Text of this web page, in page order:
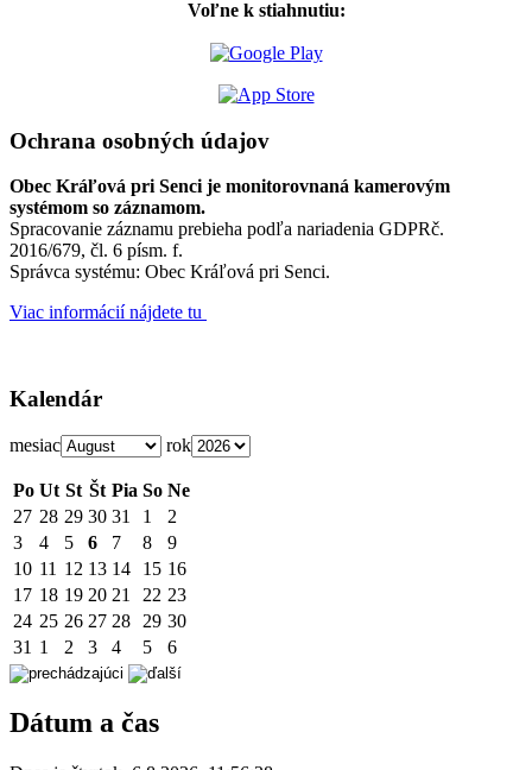
Voľne k stiahnutiu:
Ochrana osobných údajov
Obec Kráľová pri Senci je monitorovnaná kamerovým
systémom so záznamom.
Spracovanie záznamu prebieha podľa nariadenia GDPRč.
2016/679, čl. 6 písm. f.
Správca systému: Obec Kráľová pri Senci.
Viac informácií nájdete tu
Kalendár
mesiac rok
Po Ut St Št Pia So Ne
27 28 29 30 31 1
2
3
4 5 6 7 8
9
10 11 12 13 14 15 16
17 18 19 20 21 22 23
24 25 26 27 28 29 30
31 1 2 3 4 5 6
Dátum a čas